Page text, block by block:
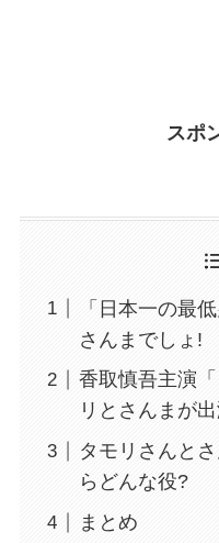
スポ
「日本一の最
さんまでしょ!
香取慎吾主演
リとさんまが
タモリさんと
らどんな役?
まとめ